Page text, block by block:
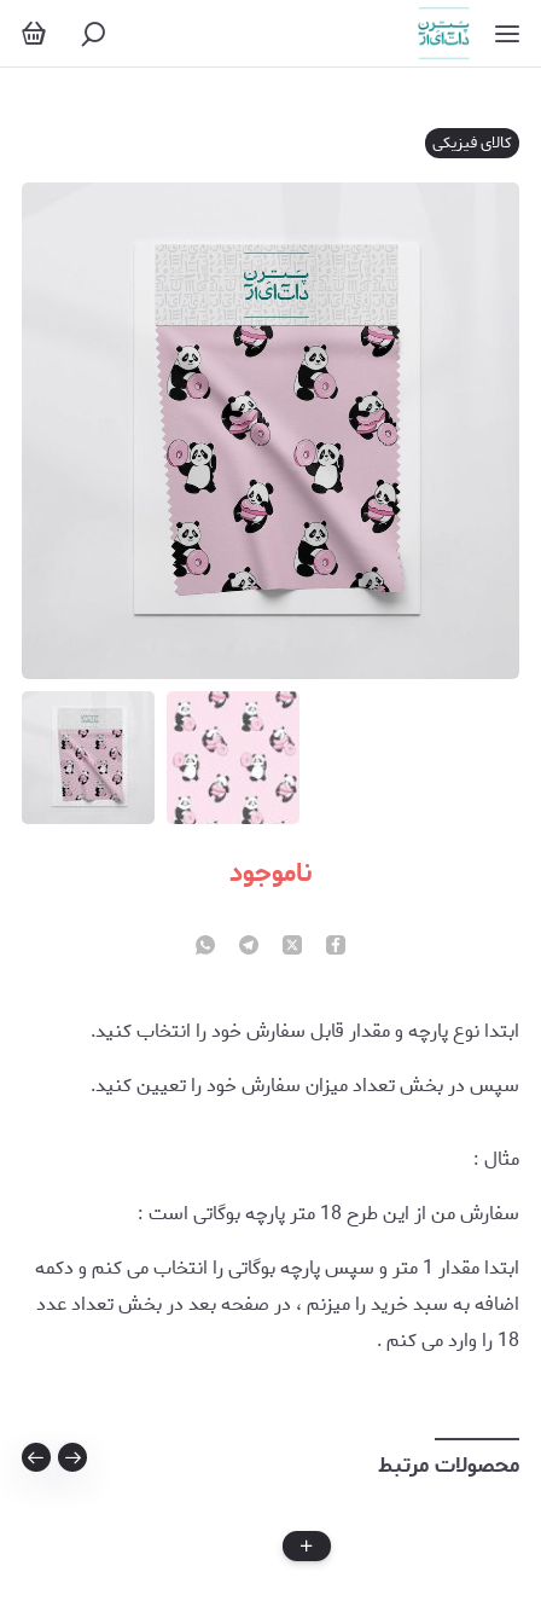
کالای فیزیکی
ناموجود
ابتدا نوع پارچه و مقدار قابل سفارش خود را انتخاب کنید.
سپس در بخش تعداد میزان سفارش خود را تعیین کنید.
مثال :
سفارش من از این طرح 18 متر پارچه بوگاتی است :
ابتدا مقدار 1 متر و سپس پارچه بوگاتی را انتخاب می کنم و دکمه
اضافه به سبد خرید را میزنم ، در صفحه بعد در بخش تعداد عدد
18 را وارد می کنم .
محصولات مرتبط